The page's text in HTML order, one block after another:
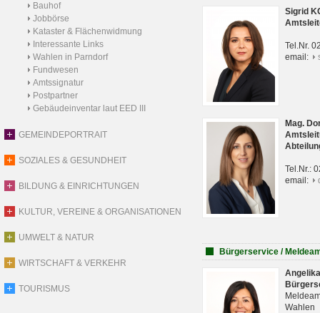
Bauhof
Jobbörse
Kataster & Flächenwidmung
Interessante Links
Wahlen in Parndorf
Fundwesen
Amtssignatur
Postpartner
Gebäudeinventar laut EED III
GEMEINDEPORTRAIT
SOZIALES & GESUNDHEIT
BILDUNG & EINRICHTUNGEN
KULTUR, VEREINE & ORGANISATIONEN
UMWELT & NATUR
WIRTSCHAFT & VERKEHR
TOURISMUS
Sigrid
Tel.Nr.
email:
Mag.
Tel.Nr.:
email:
Bürgerservice /
Wahlen